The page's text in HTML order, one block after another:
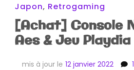
Japon, Retrogaming
[Achat] Console
Aes & Jeu Playdia
mis à jour le 12 janvier 2022